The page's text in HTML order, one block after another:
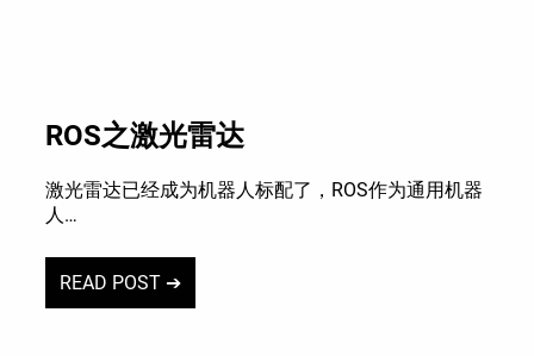
ROS之激光雷达
激光雷达已经成为机器人标配了，ROS作为通用机器
人…
READ POST ➔